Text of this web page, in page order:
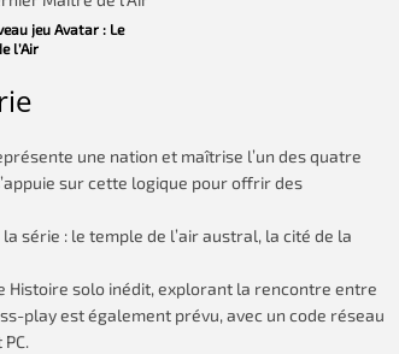
jeu Avatar : Le
l’Air
une nation et maîtrise l’un des quatre
sur cette logique pour offrir des
série : le temple de l’air austral, la cité de la
Histoire solo inédit, explorant la rencontre entre
play est également prévu, avec un code réseau